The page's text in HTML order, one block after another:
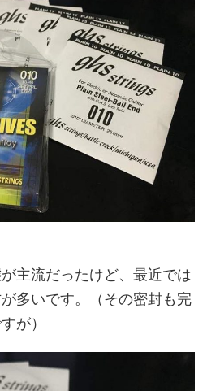
主流だったけど、最近では
多いです。（その密封も完
が）